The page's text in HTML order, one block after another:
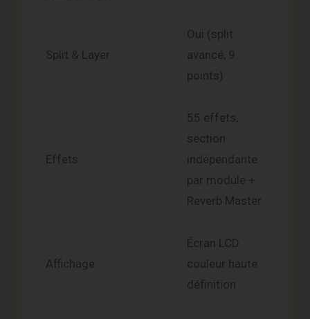
Split & Layer
Oui (split
avancé, 9
points)
Effets
55 effets,
section
indépendante
par module +
Reverb Master
Affichage
Écran LCD
couleur haute
définition